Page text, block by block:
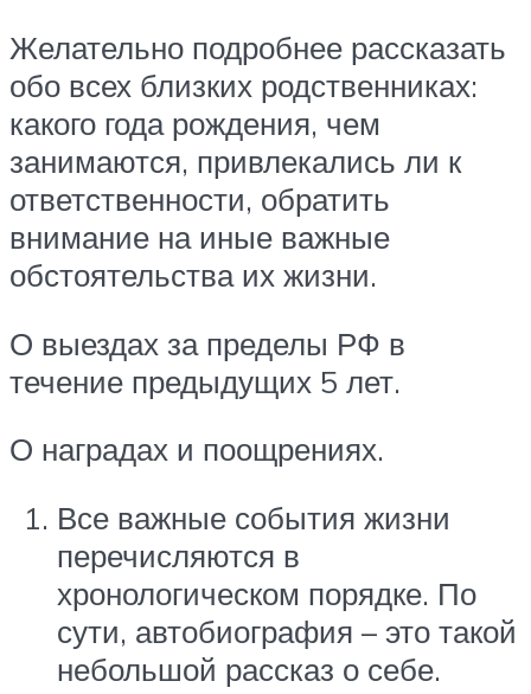
Желательно подробнее рассказать
обо всех близких родственниках:
какого года рождения, чем
занимаются, привлекались ли к
ответственности, обратить
внимание на иные важные
обстоятельства их жизни.
О выездах за пределы РФ в
течение предыдущих 5 лет.
О наградах и поощрениях.
Все важные события жизни
перечисляются в
хронологическом порядке. По
сути, автобиография – это такой
небольшой рассказ о себе.